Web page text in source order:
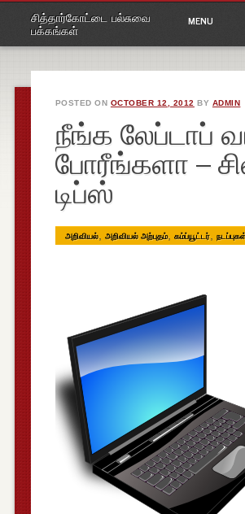
சித்தார்கோட்டை பல்சுவை
பக்கங்கள்
Main
menu
content
MENU
POSTED ON OCTOBER 12, 2012 BY ADMIN
நீங்க லேப்டாப்
போரீங்களா –
டிப்ஸ்
அறிவியல், அறிவியல் அற்புதம், கம்ப்யூட்டர்,